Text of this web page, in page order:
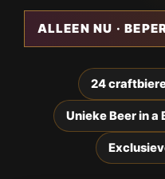
ALLEEN NU ·
24
Unieke Beer in a